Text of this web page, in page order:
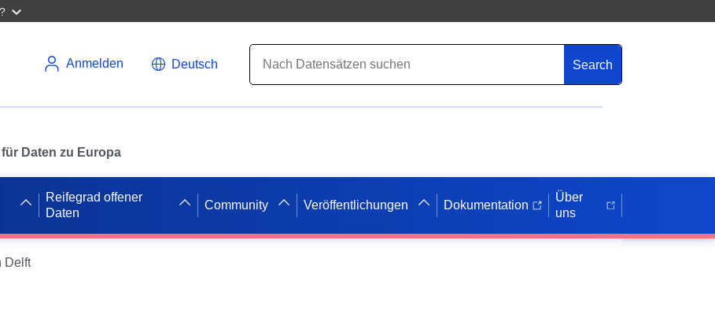
Anmelden Deutsch Search
Daten zu Europa
Reifegrad offener
Daten
Community Veröffentlichungen Dokumentation
Über
uns
Delft